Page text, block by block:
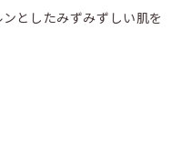
としたみずみずしい肌を